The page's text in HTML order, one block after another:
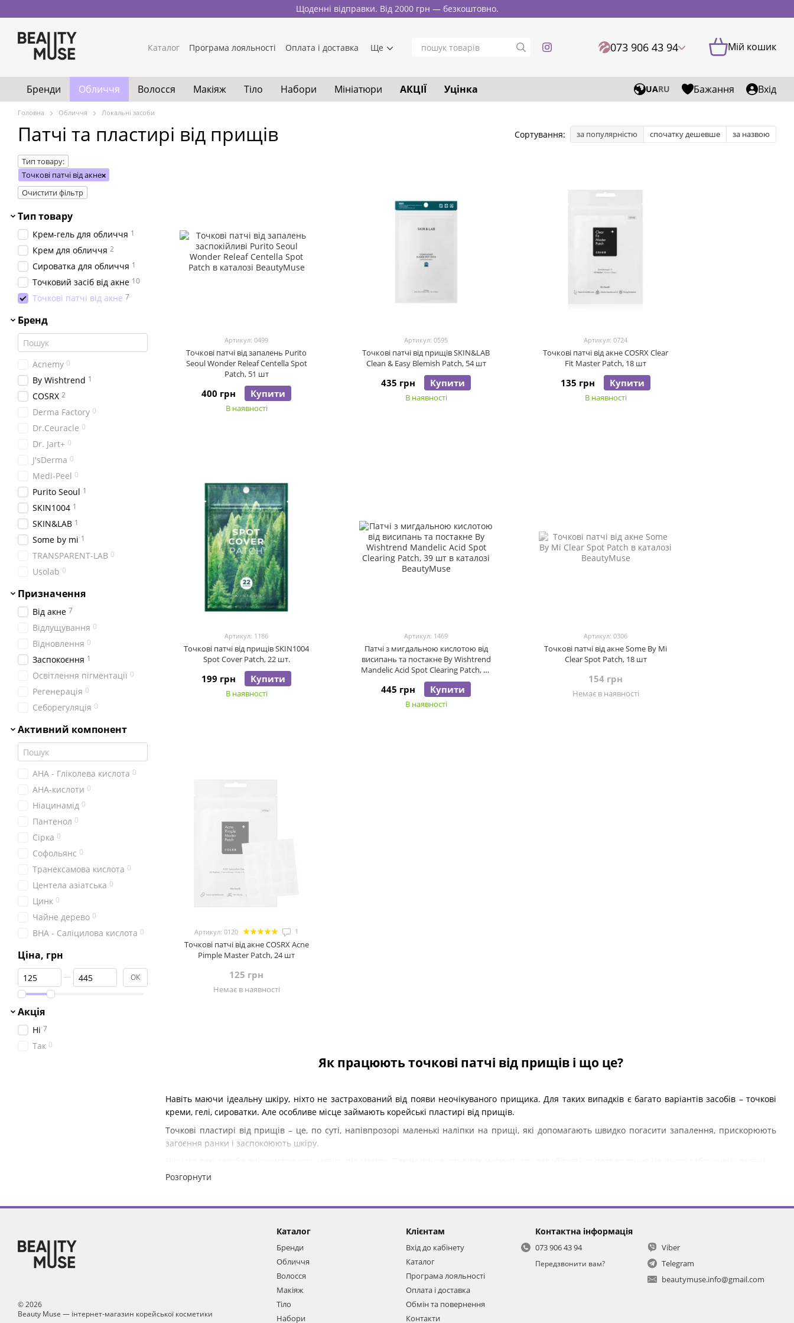
Щоденні відправки. Від 2000 грн — безкоштовно.
Каталог Програма лояльності Оплата і доставка Ще 073 906 43 94 Мій кошик
Бренди Обличчя Волосся Макіяж Тіло Набори Мініатюри АКЦІЇ Уцінка UARU Бажання Вхід
Головна Обличчя Локальні засоби
Патчі та пластирі від прищів Сортування: за популярністю спочатку дешевше за назвою
Як працюють точкові патчі від прищів і що це?
Навіть маючи ідеальну шкіру, ніхто не застрахований від появи неочікуваного прищика. Для таких випадків є багато варіантів засобів – точкові
креми, гелі, сироватки. Але особливе місце займають корейські пластирі від прищів.
Точкові пластирі від прищів – це, по суті, напівпрозорі маленькі наліпки на прищі, які допомагають швидко погасити запалення, прискорюють
загоєння ранки і заспокоюють шкіру.
Основний компонент подібних засобів – гідроколоїди. Вони "витягують" рідину (надлишки себума, гній) із запалення, перетворюють її на гель, який
потім залишається на патчі у вигляді білої плямочки. Таким чином запалення зменшується, а ранка швидше загоюється.
Часто пластирі просякнуті допоміжними компонентами, які забезпечують антибактеріальну, протизапальну, заспокійливу дію: чайне дерево,
саліцилова кислота, алое вера, центелла азіатська.
Важливо пам'ятати, що корейські наклейки – це SOS-засіб. Вони не призначені для систематичного лікування акне, але допоможуть впоратися з
нежданим гостем.
Розгорнути
Артикул: 0499
Точкові патчі від запалень Purito
Seoul Wonder Releaf Centella Spot
Patch, 51 шт
400 грн Купити
В наявності
Артикул: 0595
Точкові патчі від прищів SKIN&LAB
Clean & Easy Blemish Patch, 54 шт
435 грн Купити
В наявності
Артикул: 0724
Точкові патчі від акне COSRX Clear
Fit Master Patch, 18 шт
135 грн Купити
В наявності
Артикул: 1186
Точкові патчі від прищів SKIN1004
Spot Cover Patch, 22 шт.
199 грн Купити
В наявності
Артикул: 1469
Патчі з мигдальною кислотою від
висипань та постакне By Wishtrend
Mandelic Acid Spot Clearing Patch, 39
шт
445 грн Купити
В наявності
Артикул: 0306
Точкові патчі від акне Some By Mi
Clear Spot Patch, 18 шт
154 грн
Немає в наявності
Артикул: 0120 1
Точкові патчі від акне COSRX Acne
Pimple Master Patch, 24 шт
125 грн
Немає в наявності
Тип товару:
Точкові патчі від акне
Очистити фільтр
Тип товару
Крем-гель для обличчя 1
Крем для обличчя 2
Сироватка для обличчя 1
Точковий засіб від акне 10
Точкові патчі від акне 7
Бренд
Acnemy 0
By Wishtrend 1
COSRX 2
Derma Factory 0
Dr.Ceuracle 0
Dr. Jart+ 0
J'sDerma 0
Medi-Peel 0
Purito Seoul 1
SKIN1004 1
SKIN&LAB 1
Some by mі 1
TRANSPARENT-LAB 0
Usolab 0
Призначення
Від акне 7
Відлущування 0
Відновлення 0
Заспокоєння 1
Освітлення пігментації 0
Регенерація 0
Себорегуляція 0
Активний компонент
АНА - Гліколева кислота 0
АНА-кислоти 0
Ніацинамід 0
Пантенол 0
Сірка 0
Софольянс 0
Транексамова кислота 0
Центела азіатська 0
Цинк 0
Чайне дерево 0
BHA - Саліцилова кислота 0
Ціна, грн
Від Ціна, грн
До Ціна, грн ОК
Акція
Ні 7
Так 0
© 2026
Beauty Muse — інтернет-магазин корейської косметики
Каталог
Бренди
Обличчя
Волосся
Макіяж
Тіло
Набори
Клієнтам
Вхід до кабінету
Каталог
Програма лояльності
Оплата і доставка
Обмін та повернення
Контакти
Контактна інформація
073 906 43 94
Передзвонити вам?
Viber
Telegram
beautymuse.info@gmail.com